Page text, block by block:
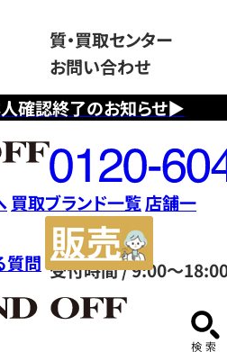
確認終了のお知らせ▶
質・買取センター
お問い合わせ
フ
リ
ー
ダ
イ
ヤ
ル
0120604117
受付時間 / 9:00～
買取ブランド一覧店舗一
質問
サ